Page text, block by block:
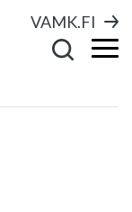
VAMK.FI